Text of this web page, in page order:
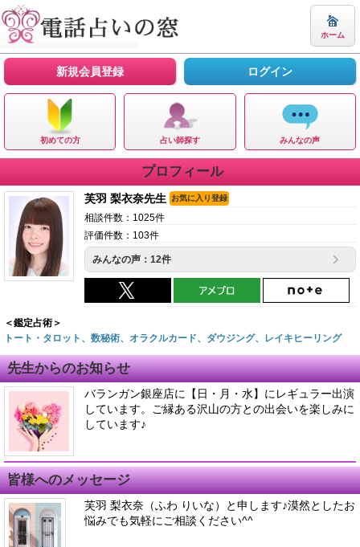
ホーム
新規会員登録 ログイン
初めての方 占い師探す みんなの声
プロフィール
芙羽 梨衣奈先生 お気に入り登録
相談件数：1025件
評価件数：103件
みんなの声：12件
＜鑑定占術＞
トート・タロット、数秘術、オラクルカード、ダウジング、レイキヒーリング
先生からのお知らせ
バランガン銀座店に【日・月・水】にレギュラー出演
しています。ご縁ある沢山の方との出会いを楽しみに
しています♪
皆様へのメッセージ
芙羽 梨衣奈（ふわ りいな）と申します♪漠然としたお
悩みでも気軽にご相談ください^^